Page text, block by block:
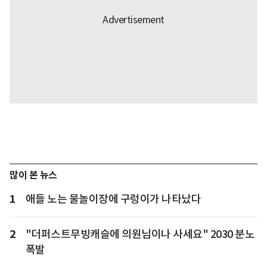
많이 본 뉴스
1 애들 노는 물놀이장에 구렁이가 나타났다
2
"더퍼스트무빙캐슬에 의원님이나 사세요" 2030 분노
폭발